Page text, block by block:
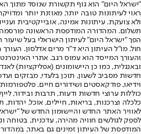
"ישראל היום" הוא גוף תקשורת שנוסד מתוך
ראוי לעיתונות טובה יותר, מאוזנת יותר
ולא צועקת. עיתונות אמינה, אובייקטיבית
הפך "ישראל היום" לעיתון הישראלי בעל
חול. מו"ל העיתון היא ד"ר מרים אדלסון.
והעורך המייסד הוא עמוס רגב. אתרי
חדשות מסביב לשעון, תוכן בלעדי, מבזקים
וידיאו, פודקאסטים ושידורים חיים.
כוללות ערוצי חדשות ודעות, תרבות ובידור,
לאוויר האתר החדש והיישומון החדש של
לספק לגולשים חוויה מהירה, עדכנית, בטוחה
המודפסת של העיתון זמינים גם באתר,